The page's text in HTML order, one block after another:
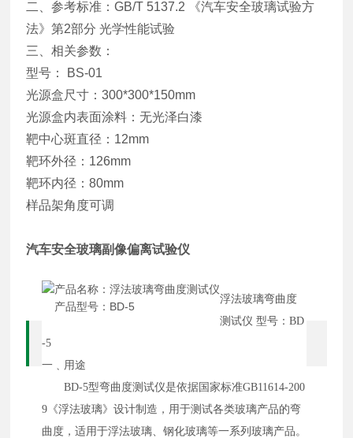
二、参考标准：GB/T 5137.2 《汽车安全玻璃试验方
法》第2部分 光学性能试验
三、相关参数：
型号： BS-01
光源盒尺寸：300*300*150mm
光源盒内表面涂料：无光泽白漆
靶中心斑直径：12mm
靶环外径：126mm
靶环内径：80mm
样品架角度可调
汽车安全玻璃副像偏离试验仪
产品名称：浮法玻璃弯曲度测试仪
产品型号：BD-5
浮法玻璃弯曲度
测试仪 型号：BD
-5
一﹑用途
BD-5型弯曲度测试仪是依据国家标准GB11614-200
9《浮法玻璃》设计制造，用于测试各类玻璃产品的弯
曲度，适用于浮法玻璃、钢化玻璃等一系列玻璃产品。